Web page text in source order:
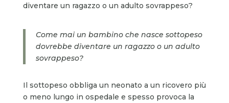
diventare un ragazzo o un adulto sovrappeso?
Come mai un bambino che nasce sottopeso
dovrebbe diventare un ragazzo o un adulto
sovrappeso?
Il sottopeso obbliga un neonato a un ricovero più
o meno lungo in ospedale e spesso provoca la